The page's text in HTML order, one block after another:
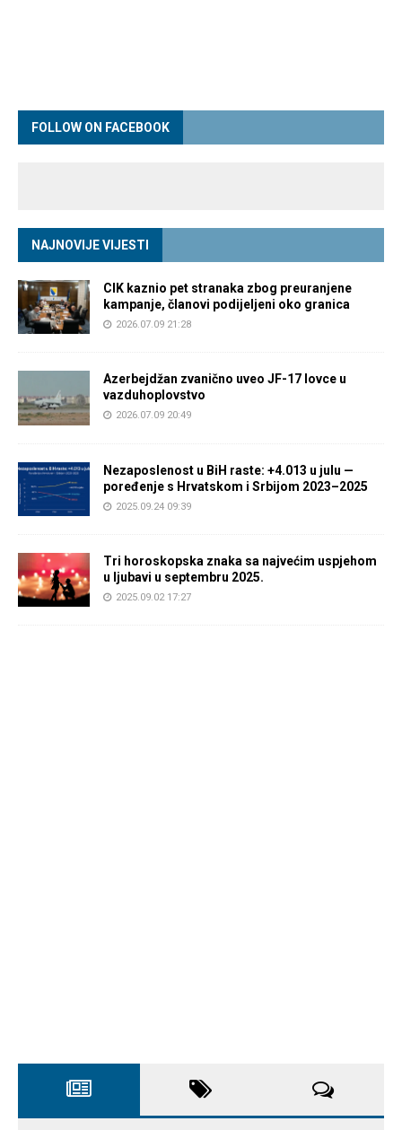
FOLLOW ON FACEBOOK
NAJNOVIJE VIJESTI
CIK kaznio pet stranaka zbog preuranjene
kampanje, članovi podijeljeni oko granica
2026.07.09 21:28
Azerbejdžan zvanično uveo JF-17 lovce u
vazduhoplovstvo
2026.07.09 20:49
Nezaposlenost u BiH raste: +4.013 u julu —
poređenje s Hrvatskom i Srbijom 2023–2025
2025.09.24 09:39
Tri horoskopska znaka sa najvećim uspjehom
u ljubavi u septembru 2025.
2025.09.02 17:27